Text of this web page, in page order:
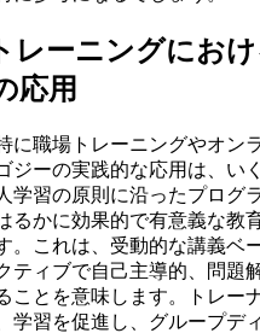
レーニングにお
応用
に職場トレーニングやオン
ジーの実践的な応用は、い
学習の原則に沿ったプログ
るかに効果的で有意義な教
。これは、受動的な講義ベ
ティブで自己主導的、問題
ことを意味します。トレー
学習を促進し、グループデ